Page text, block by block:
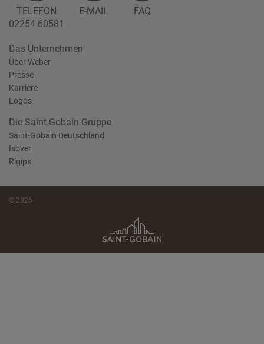
TELEFON
02254 60581
E-MAIL FAQ
Das Unternehmen
Über Weber
Presse
Karriere
Logos
Die Saint-Gobain Gruppe
Saint-Gobain Deutschland
Isover
Rigips
© 2026